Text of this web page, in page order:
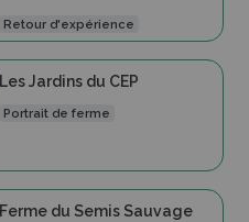
Retour d'expérience
Les Jardins du CEP
Portrait de ferme
Ferme du Semis Sauvage